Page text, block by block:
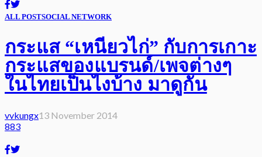
ALL POSTSOCIAL NETWORK
กระแส “เหนียวไก่” กับการเกาะ
กระแสของแบรนด์/เพจต่างๆ
ในไทยเป็นไงบ้าง มาดูกัน
vvkungx13 November 2014
883